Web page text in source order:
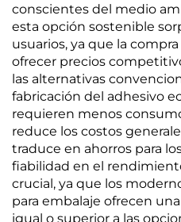
conscientes del medio
esta opción sostenible
usuarios, ya que la
ofrecer precios
las alternativas
fabricación del adhesivo
requieren menos
reduce los costos
traduce en ahorros para
fiabilidad en el
crucial, ya que los
para embalaje ofrecen
igual o superior a las